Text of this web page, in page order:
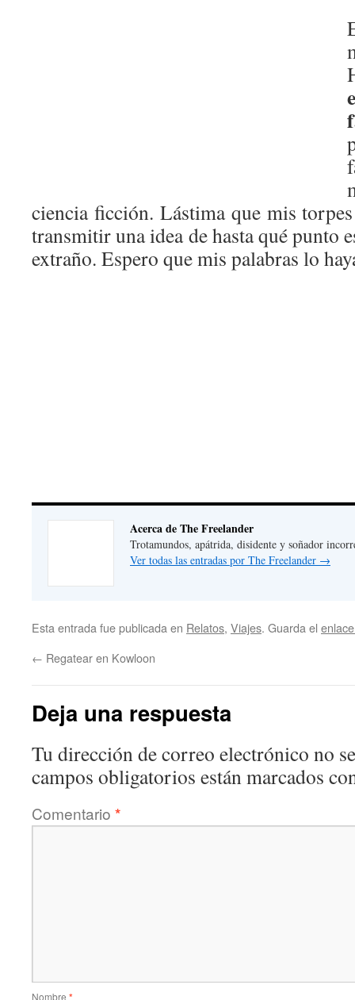
ciencia ficción. Lástima que mis
transmitir una idea de hasta qué punto
extraño. Espero que mis palabras lo
Acerca de The Freelander
Trotamundos, apátrida, disidente y soñador
Ver todas las entradas por The Freelander →
Esta entrada fue publicada en Relatos, Viajes. Guarda el
← Regatear en Kowloon
Deja una respuesta
Tu dirección de correo electrónico no
campos obligatorios están marcados
Comentario *
Nombre *